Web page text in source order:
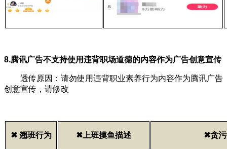
8.腾讯广告不支持使用违背职场道德的内容作为广告创意宣传
透传原因：请勿使用违背职业素养行为内容作为腾讯广告
创意宣传，请修改
✖ 翘班行为 ✖上班摸鱼描述 ✖贪